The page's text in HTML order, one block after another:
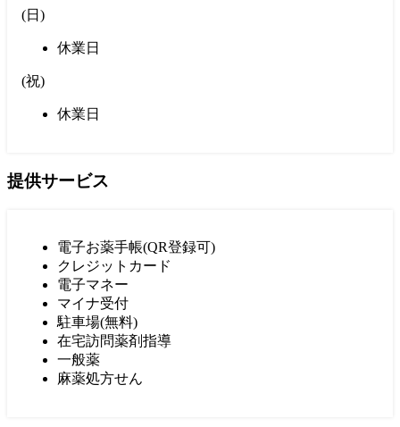
(日 )
休業日
(祝)
休業日
提供サービス
電子お薬手帳(QR登録可)
クレジットカード
電子マネー
マイナ受付
駐車場(無料)
在宅訪問薬剤指導
一般薬
麻薬処方せん